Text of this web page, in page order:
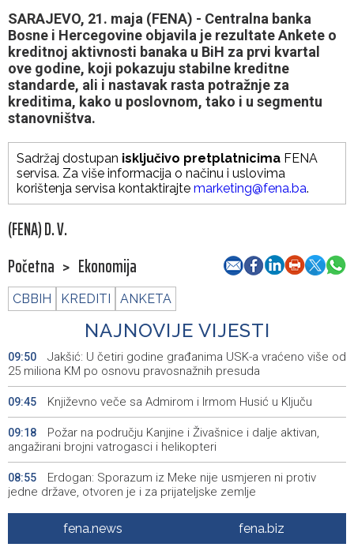
SARAJEVO, 21. maja (FENA) - Centralna banka
Bosne i Hercegovine objavila je rezultate Ankete o
kreditnoj aktivnosti banaka u BiH za prvi kvartal
ove godine, koji pokazuju stabilne kreditne
standarde, ali i nastavak rasta potražnje za
kreditima, kako u poslovnom, tako i u segmentu
stanovništva.
Sadržaj dostupan isključivo pretplatnicima FENA
servisa. Za više informacija o načinu i uslovima
korištenja servisa kontaktirajte marketing@fena.ba.
(FENA) D. V.
Početna > Ekonomija
CBBIH KREDITI ANKETA
NAJNOVIJE VIJESTI
09:50
Jakšić: U četiri godine građanima USK-a vraćeno više od
25 miliona KM po osnovu pravosnažnih presuda
09:45 Književno veče sa Admirom i Irmom Husić u Ključu
09:18
Požar na području Kanjine i Živašnice i dalje aktivan,
angažirani brojni vatrogasci i helikopteri
08:55
Erdogan: Sporazum iz Meke nije usmjeren ni protiv
jedne države, otvoren je i za prijateljske zemlje
Američki sud blokirao Trumpov plan izgradnje plesne
dvorane u Bijeloj kući
fena.news fena.biz